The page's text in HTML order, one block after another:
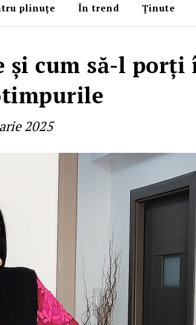
plinuțe În trend Ținute
şi cum să-l porţi
2025